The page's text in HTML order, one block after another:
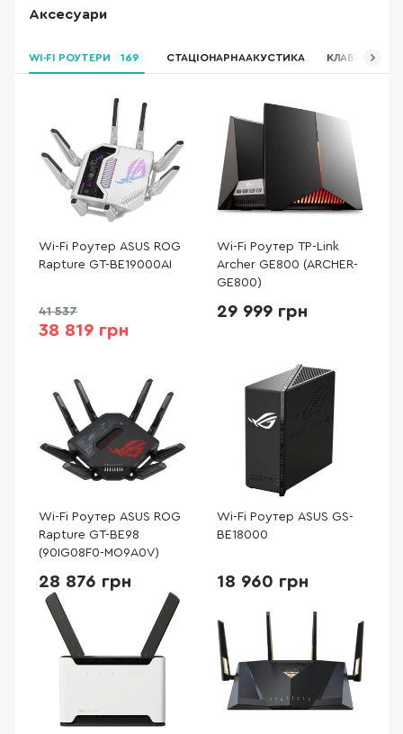
Аксесуари
WI-FI РОУТЕРИ 169 СТАЦІОНАРНА АКУСТИКА
Wi-Fi Роутер ASUS ROG
Rapture GT-BE19000AI
41 537
38 819 грн
Wi-Fi Роутер TP-Link
Archer GE800 (ARCHER-
GE800)
29 999 грн
Wi-Fi Роутер ASUS ROG
Rapture GT-BE98
(90IG08F0-MO9A0V)
28 876 грн
Wi-Fi Роутер ASUS GS-
BE18000
18 960 грн